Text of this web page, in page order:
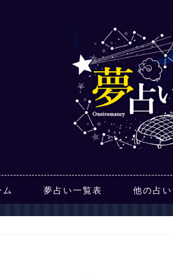
ム 夢占い一覧表 他の占い